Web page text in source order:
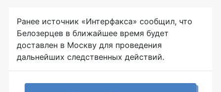
Ранее источник «Интерфакса» сообщил, что
Белозерцев в ближайшее время будет
доставлен в Москву для проведения
дальнейших следственных действий.